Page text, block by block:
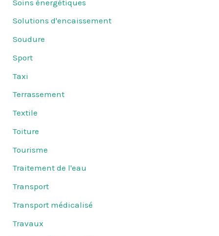
Soins énergétiques
Solutions d'encaissement
Soudure
Sport
Taxi
Terrassement
Textile
Toiture
Tourisme
Traitement de l'eau
Transport
Transport médicalisé
Travaux